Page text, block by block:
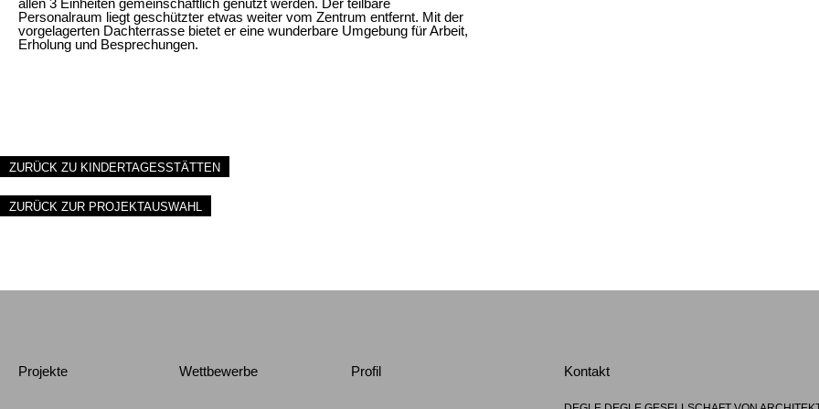
Personalraum liegt geschützter etwas weiter vom Zentrum entfernt. Mit der
vorgelagerten Dachterrasse bietet er eine wunderbare Umgebung für Arbeit,
Erholung und Besprechungen.
ZURÜCK ZU KINDERTAGESSTÄTTEN
ZURÜCK ZUR PROJEKTAUSWAHL
Projekte Wettbewerbe Profil Kontakt